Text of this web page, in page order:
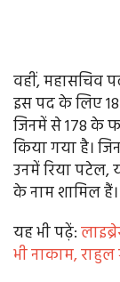
वहीं, महासचिव
इस पद के लिए
जिनमें से 178 के
किया गया है।
उनमें रिया पटेल,
के नाम शामिल हैं।
यह भी पढ़ें:
भी नाकाम,